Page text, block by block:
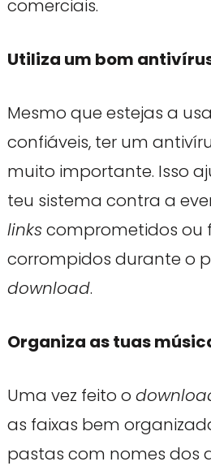
comerciais.
Utiliza um bom
Mesmo que estejas a
confiáveis, ter um
muito importante. Isso
teu sistema contra a
linkscomprometidos ou
corrompidos durante o
download.
Organiza as tuas
Uma vez feito o
as faixas bem
pastas com nomes dos